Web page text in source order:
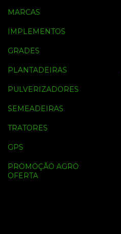
MARCAS
IMPLEMENTOS
GRADES
PLANTADEIRAS
PULVERIZADORES
SEMEADEIRAS
TRATORES
GPS
PROMOÇÃO AGRO
OFERTA